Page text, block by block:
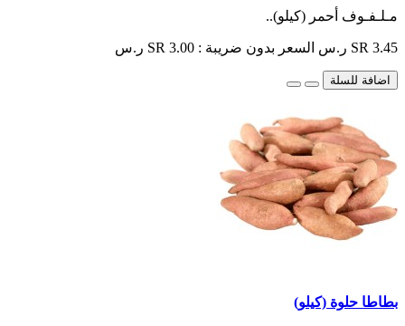
مـلـفـوف أحمر (كيلو)..
SR 3.45 ر.س السعر بدون ضريبة : SR 3.00 ر.س
اضافة للسلة
بطاطا حلوة (كيلو)